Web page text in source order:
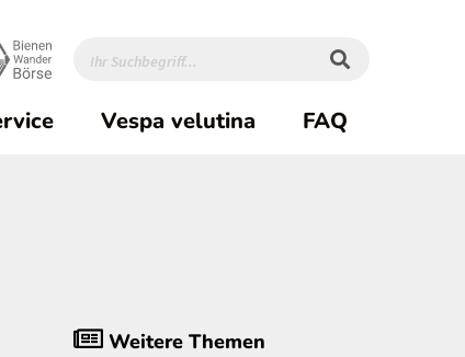
Vespa velutina FAQ
Weitere Themen